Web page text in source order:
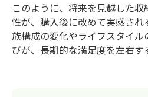
このように、将来を見越した
性が、購入後に改めて実感さ
族構成の変化やライフスタイ
びが、長期的な満足度を左右す